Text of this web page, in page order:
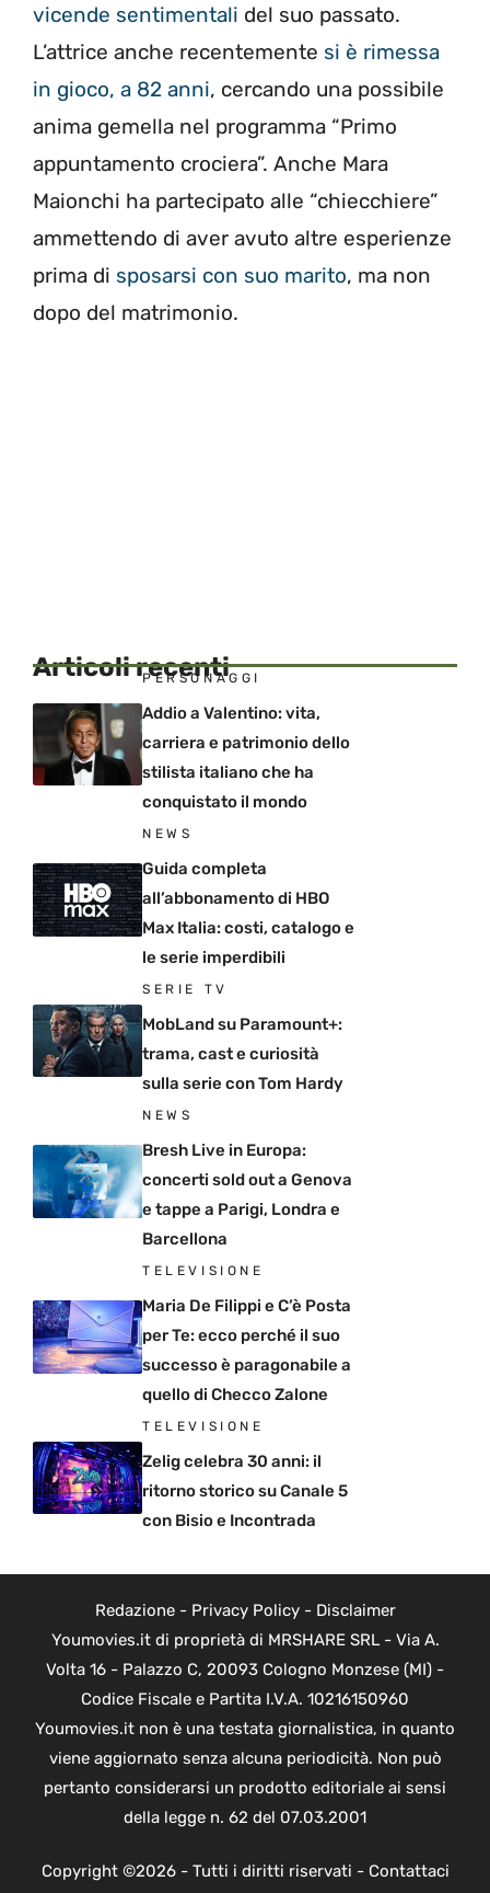
vicende sentimentali del suo passato.
L’attrice anche recentemente si è rimessa
in gioco, a 82 anni, cercando una possibile
anima gemella nel programma “Primo
appuntamento crociera”. Anche Mara
Maionchi ha partecipato alle “chiecchiere”
ammettendo di aver avuto altre esperienze
prima di sposarsi con suo marito, ma non
dopo del matrimonio.
Articoli recenti
PERSONAGGI
Addio a Valentino: vita,
carriera e patrimonio dello
stilista italiano che ha
conquistato il mondo
NEWS
Guida completa
all’abbonamento di HBO
Max Italia: costi, catalogo e
le serie imperdibili
SERIE TV
MobLand su Paramount+:
trama, cast e curiosità
sulla serie con Tom Hardy
NEWS
Bresh Live in Europa:
concerti sold out a Genova
e tappe a Parigi, Londra e
Barcellona
TELEVISIONE
Maria De Filippi e C’è Posta
per Te: ecco perché il suo
successo è paragonabile a
quello di Checco Zalone
TELEVISIONE
Zelig celebra 30 anni: il
ritorno storico su Canale 5
con Bisio e Incontrada
Redazione- Privacy Policy- Disclaimer
Youmovies.it di proprietà di MRSHARE SRL - Via A.
Volta 16 - Palazzo C, 20093 Cologno Monzese (MI) -
Codice Fiscale e Partita I.V.A. 10216150960
Youmovies.it non è una testata giornalistica, in quanto
viene aggiornato senza alcuna periodicità. Non può
pertanto considerarsi un prodotto editoriale ai sensi
della legge n. 62 del 07.03.2001
Copyright ©2026 - Tutti i diritti riservati - Contattaci